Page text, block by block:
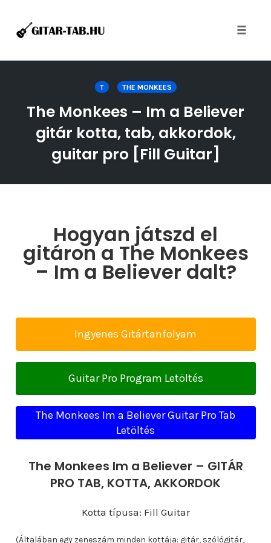
T THE MONKEES
The Monkees – Im a Believer
gitár kotta, tab, akkordok,
guitar pro [Fill Guitar]
Hogyan játszd el
gitáron a The Monkees
– Im a Believer dalt?
Ingyenes Gitártanfolyam
Guitar Pro Program Letöltés
The Monkees Im a Believer Guitar Pro Tab
Letöltés
The Monkees Im a Believer – GITÁR
PRO TAB, KOTTA, AKKORDOK
Kotta típusa: Fill Guitar
(Általában egy zeneszám minden kottája: gitár, szólógitár,